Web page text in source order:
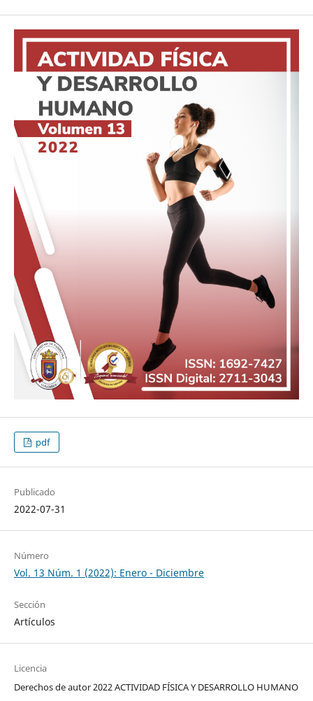
pdf
Publicado
2022-07-31
Número
Vol. 13 Núm. 1 (2022): Enero - Diciembre
Sección
Artículos
Licencia
Derechos de autor 2022 ACTIVIDAD FÍSICA Y DESARROLLO HUMANO